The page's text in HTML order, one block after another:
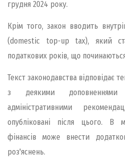
грудня 2024 року.
Крім того, закон вводить
(domestic top-up tax), який
податкових років, що
Текст законодавства відповідає
з деякими
адміністративними
опубліковані після цього. В
фінансів може внести
роз'яснень.